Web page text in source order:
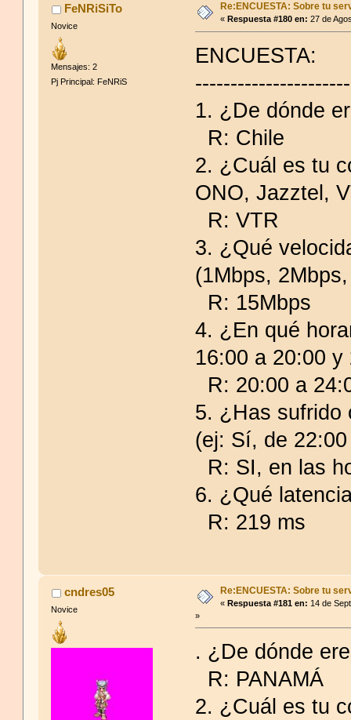
FeNRiSiTo
Novice
Mensajes: 2
Pj Principal: FeNRiS
Re:ENCUESTA: Sobre tu
« Respuesta #180 en: 27 de
ENCUESTA:
1. ¿De dónde
R: Chile
2. ¿Cuál es tu
ONO, Jazztel,
R: VTR
3. ¿Qué
(1Mbps,
R: 15Mbps
4. ¿En qué
16:00 a 20:00
R: 20:00 a
5. ¿Has sufrido
(ej: Sí, de
R: SI, en las
6. ¿Qué
R: 219 ms
cndres05
Novice
Re:ENCUESTA: Sobre tu
«Respuesta #181 en: 14 de
»
. ¿De dónde
R: PANAMÁ
2. ¿Cuál es tu